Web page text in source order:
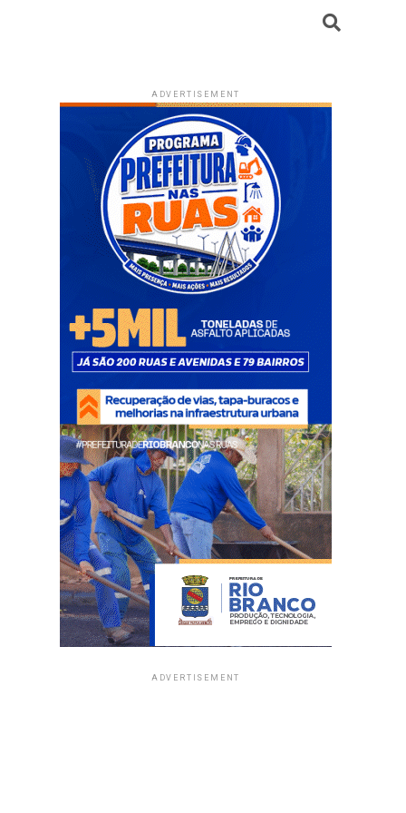
ADVERTISEMENT
ADVERTISEMENT